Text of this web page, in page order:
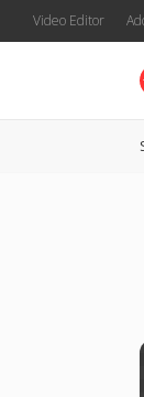
Video Editor